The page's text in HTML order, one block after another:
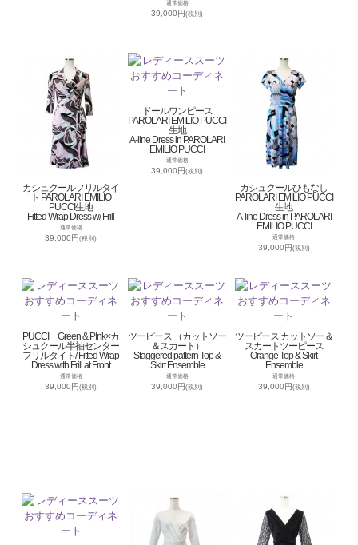
通常価格
39,000円(税別)
カシュクールフリルタイ
ト PAROLARI EMILIO
PUCCI生地
Fitted Wrap Dress w/ Frill
通常価格
39,000円(税別)
ドールワンピース
PAROLARI EMILIO PUCCI
生地
A-line Dress in PAROLARI
EMILIO PUCCI
通常価格
39,000円(税別)
カシュクールひもなし
PAROLARI EMILIO PUCCI
生地
A-line Dress in PAROLARI
EMILIO PUCCI
通常価格
39,000円(税別)
PUCCI Green & PInk×カ
シュクール半袖センター
フリルタイト/ Fitted Wrap
Dress with Frill at Front
通常価格
39,000円(税別)
ツーピース （カットソー
＆スカート）
Staggered pattern Top &
Skirt Ensemble
通常価格
39,000円(税別)
ツーピース カットソー＆
スカートツーピース
Orange Top & Skirt
Ensemble
通常価格
39,000円(税別)